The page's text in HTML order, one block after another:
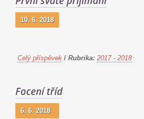
10. 6. 2018
Celý příspěvek / Rubrika: 2017 - 2018
Focení tříd
6. 6. 2018